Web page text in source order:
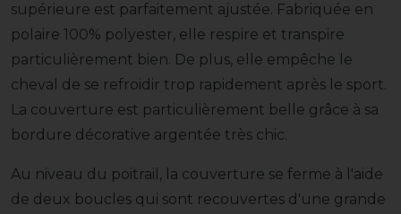
supérieure est parfaitement ajustée. Fabriquée en
polaire 100% polyester, elle respire et transpire
particulièrement bien. De plus, elle empêche le
cheval de se refroidir trop rapidement après le sport.
La couverture est particulièrement belle grâce à sa
bordure décorative argentée très chic.
Au niveau du poitrail, la couverture se ferme à l'aide
de deux boucles qui sont recouvertes d'une grande